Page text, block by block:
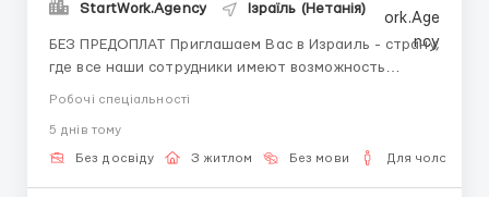
StartWork.Agency Ізраїль (Нетанія)
БЕЗ ПРЕДОПЛАТ Приглашаем Вас в Израиль - страну,
где все наши сотрудники имеют возможность
совместить получение достойного заработка за
неквалифицированной работе до 4500$ по позициях
специалистов с отдыхом и оздоровлением на трех
Робочі спеціальності
5 днiв тому
Без досвіду З житлом Без мови Для чоловіків